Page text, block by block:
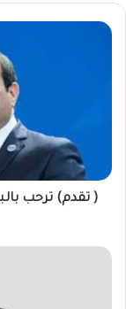
(
وتشيد
بالجهد
الكبير( تقدم) ترحب
العودة